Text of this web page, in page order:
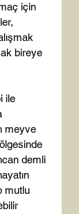
için
bireye
ile
meyve
demli
mutlu